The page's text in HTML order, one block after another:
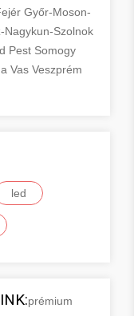
Győr-Moson-
Nagykun-Szolnok
Pest Somogy
Vas Veszprém
led
prémium